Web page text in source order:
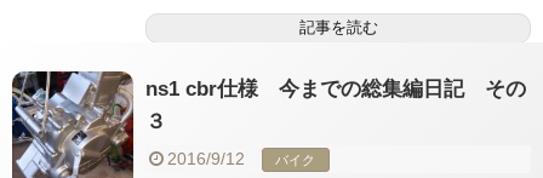
記事を読む
ns1 cbr仕様 今までの総集編日記 その
３
2016/9/12 バイク